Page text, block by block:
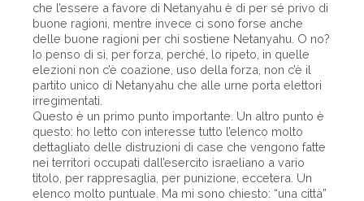
che l’essere a favore di Netanyahu è di per sé privo di
buone ragioni, mentre invece ci sono forse anche
delle buone ragioni per chi sostiene Netanyahu. O no?
Io penso di sì, per forza, perché, lo ripeto, in quelle
elezioni non c’è coazione, uso della forza, non c’è il
partito unico di Netanyahu che alle urne porta elettori
irregimentati.
Questo è un primo punto importante. Un altro punto è
questo: ho letto con interesse tutto l’elenco molto
dettagliato delle distruzioni di case che vengono fatte
nei territori occupati dall’esercito israeliano a vario
titolo, per rappresaglia, per punizione, eccetera. Un
elenco molto puntuale. Ma mi sono chiesto: “una città”